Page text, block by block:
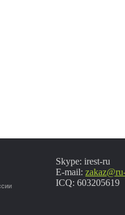
Skype: irest-ru
E-mail:
ICQ: 603205619